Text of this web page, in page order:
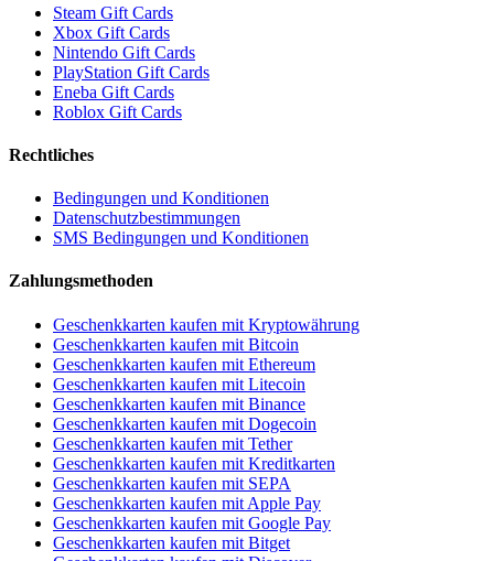
Steam Gift Cards
Xbox Gift Cards
Nintendo Gift Cards
PlayStation Gift Cards
Eneba Gift Cards
Roblox Gift Cards
Rechtliches
Bedingungen und Konditionen
Datenschutzbestimmungen
SMS Bedingungen und Konditionen
Zahlungsmethoden
Geschenkkarten kaufen mit Kryptowährung
Geschenkkarten kaufen mit Bitcoin
Geschenkkarten kaufen mit Ethereum
Geschenkkarten kaufen mit Litecoin
Geschenkkarten kaufen mit Binance
Geschenkkarten kaufen mit Dogecoin
Geschenkkarten kaufen mit Tether
Geschenkkarten kaufen mit Kreditkarten
Geschenkkarten kaufen mit SEPA
Geschenkkarten kaufen mit Apple Pay
Geschenkkarten kaufen mit Google Pay
Geschenkkarten kaufen mit Bitget